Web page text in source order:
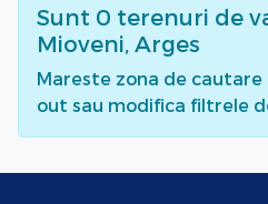
Sunt 0 terenuri de
Mioveni, Arges
Mareste zona de
out sau modifica filtrele